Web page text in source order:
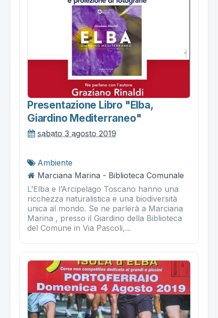
Presentazione Libro "elba,
Giardino Mediterraneo"
sabato 3 agosto 2019
Ambiente
Marciana Marina - Biblioteca Comunale
L’Elba e l’Arcipelago Toscano hanno una
ricchezza naturalistica e una biodiversità
unica al mondo. Se ne parlerà a Marciana
Marina , presso il Giardino della Biblioteca
del Comune in Via Pascoli,...